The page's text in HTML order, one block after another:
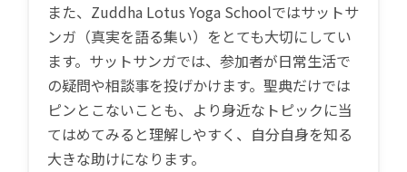
また、Zuddha Lotus Yoga Schoolではサットサ
ンガ（真実を語る集い）をとても大切にしてい
ます。サットサンガでは、参加者が日常生活で
の疑問や相談事を投げかけます。聖典だけでは
ピンとこないことも、より身近なトピックに当
てはめてみると理解しやすく、自分自身を知る
大きな助けになります。